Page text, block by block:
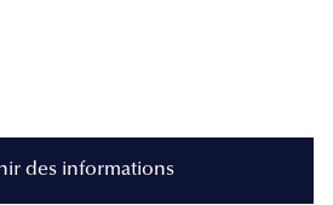
des informations